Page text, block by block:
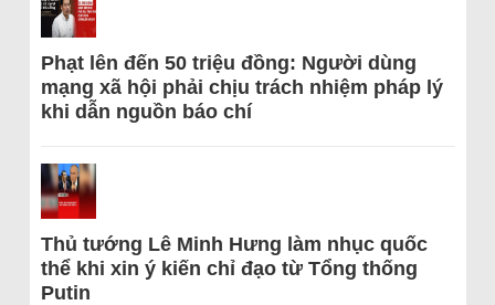
Phạt lên đến 50 triệu đồng: Người dùng
mạng xã hội phải chịu trách nhiệm pháp lý
khi dẫn nguồn báo chí
Thủ tướng Lê Minh Hưng làm nhục quốc
thể khi xin ý kiến chỉ đạo từ Tổng thống
Putin